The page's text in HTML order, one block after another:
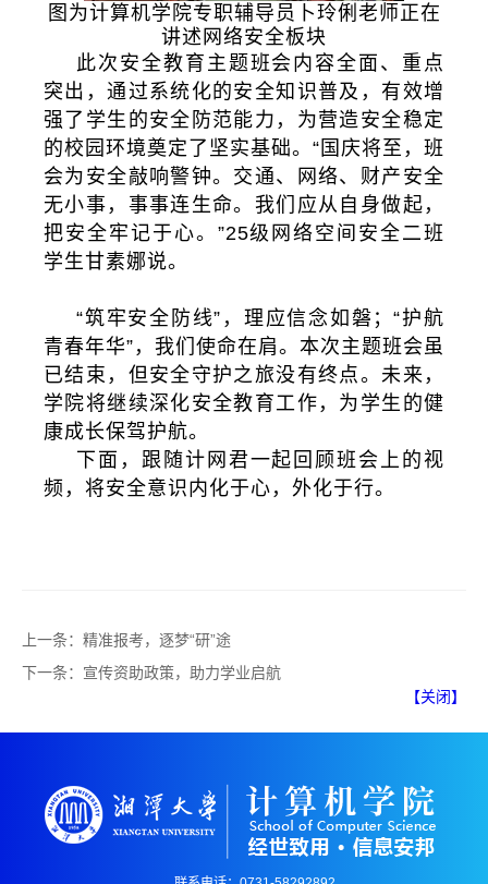
图为计算机学院专职辅导员卜玲俐老师正在
讲述网络安全板块
此次安全教育主题班会内容全面、重点
突出，通过系统化的安全知识普及，有效增
强了学生的安全防范能力，为营造安全稳定
的校园环境奠定了坚实基础。“国庆将至，班
会为安全敲响警钟。交通、网络、财产安全
无小事，事事连生命。我们应从自身做起，
把安全牢记于心。”25级网络空间安全二班
学生甘素娜说。
“筑牢安全防线”，理应信念如磐；“护航
青春年华”，我们使命在肩。本次主题班会虽
已结束，但安全守护之旅没有终点。未来，
学院将继续深化安全教育工作，为学生的健
康成长保驾护航。
下面，跟随计网君一起回顾班会上的视
频，将安全意识内化于心，外化于行。
上一条： 精准报考，逐梦“研”途
下一条： 宣传资助政策，助力学业启航
【关闭】